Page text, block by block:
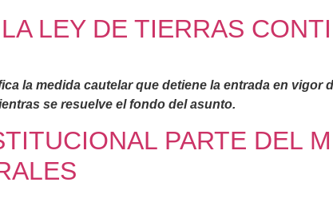
LEY DE TIERRAS
la medida cautelar que detiene la entrada en vigor
se resuelve el fondo del asunto.
PARTE DEL